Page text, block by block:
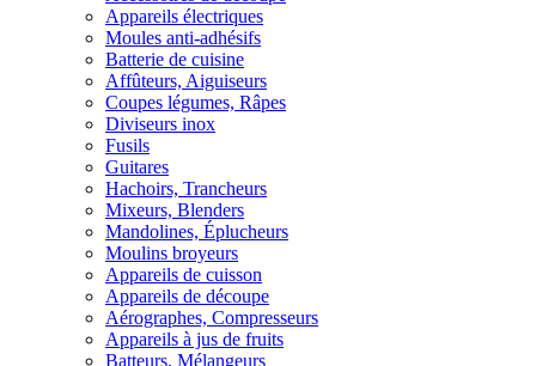
Appareils électriques
Moules anti-adhésifs
Batterie de cuisine
Affûteurs, Aiguiseurs
Coupes légumes, Râpes
Diviseurs inox
Fusils
Guitares
Hachoirs, Trancheurs
Mixeurs, Blenders
Mandolines, Éplucheurs
Moulins broyeurs
Appareils de cuisson
Appareils de découpe
Aérographes, Compresseurs
Appareils à jus de fruits
Batteurs, Mélangeurs